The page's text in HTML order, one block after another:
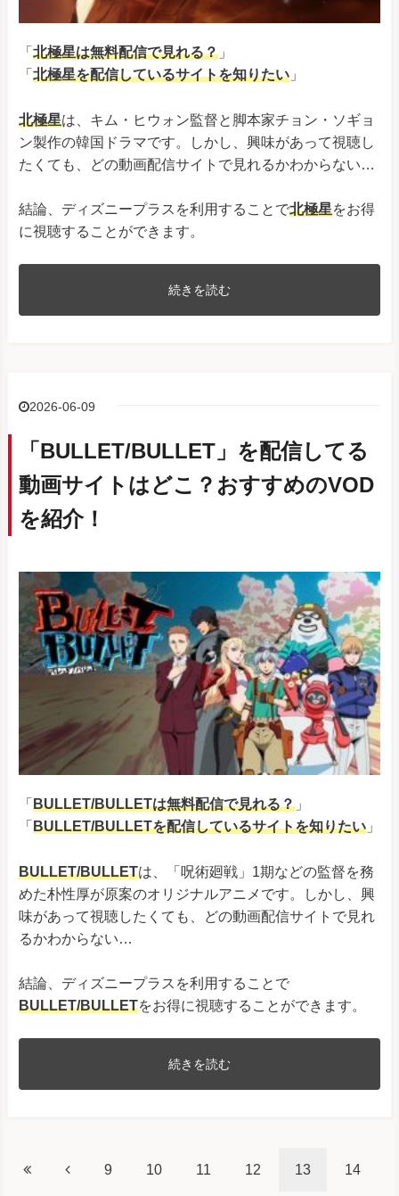
「 北極星は無料配信で見れる？ 」
「 北極星を配信しているサイトを知りたい 」
北極星は、キム・ヒウォン監督と脚本家チョン・ソギョ
ン製作の韓国ドラマです。しかし、興味があって視聴し
たくても、どの動画配信サイトで見れるかわからない…
結論、ディズニープラスを利用することで北極星をお得
に視聴することができます。
続きを読む
2026-06-09
「BULLET/BULLET」を配信してる
動画サイトはどこ？おすすめのVOD
を紹介！
「 BULLET/BULLETは無料配信で見れる？ 」
「 BULLET/BULLETを配信しているサイトを知りたい 」
BULLET/BULLETは、「呪術廻戦」1期などの監督を務
めた朴性厚が原案のオリジナルアニメです。しかし、興
味があって視聴したくても、どの動画配信サイトで見れ
るかわからない…
結論、ディズニープラスを利用することで
BULLET/BULLETをお得に視聴することができます。
続きを読む
9 10 11 12 13 14